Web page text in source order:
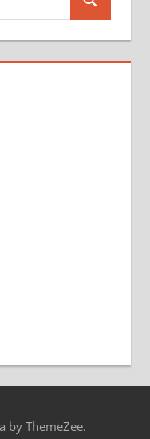
Search
by ThemeZee.